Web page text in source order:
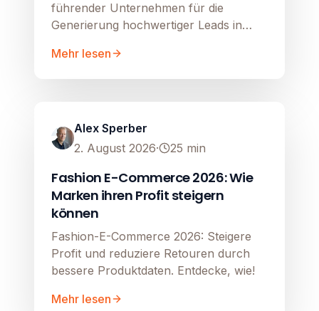
führender Unternehmen für die
Generierung hochwertiger Leads in
Mehr lesen
Alex Sperber
2. August 2026· 25 min
Fashion E-Commerce 2026: Wie
Marken ihren Profit steigern
können
Fashion-E-Commerce 2026: Steigere
Profit und reduziere Retouren durch
bessere Produktdaten. Entdecke, wie!
Mehr lesen